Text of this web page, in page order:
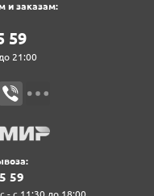
и заказам:
5‍9‍
21:00
5‍9‍